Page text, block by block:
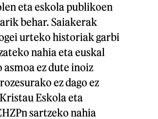
eta eskola publikoen
behar. Saiakerak
urteko historiak garbi
nahia eta euskal
ez dute inoiz
ez dago ez
Eskola eta
sartzeko nahia